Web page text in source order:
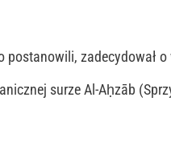
postanowili, zadecydował
surze Al-Aḥzāb